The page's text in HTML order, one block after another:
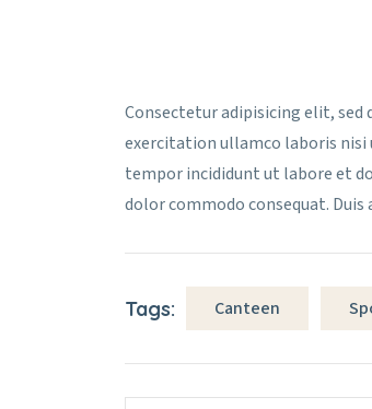
Consectetur adipisicing elit,
exercitation ullamco laboris nisi
tempor incididunt ut labore et
dolor commodo consequat.
Tags: Canteen